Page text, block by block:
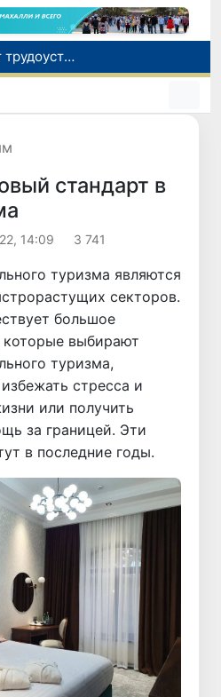
В шести городах Ташкентской области модернизируют систему общественного транспорта
В Узбекистане стартовал месячник Целей устойчивого развития
стандарт в
14:09 3 741
туризма являются
секторов.
большое
выбирают
туризма,
стресса и
или получить
за границей. Эти
в последние годы.